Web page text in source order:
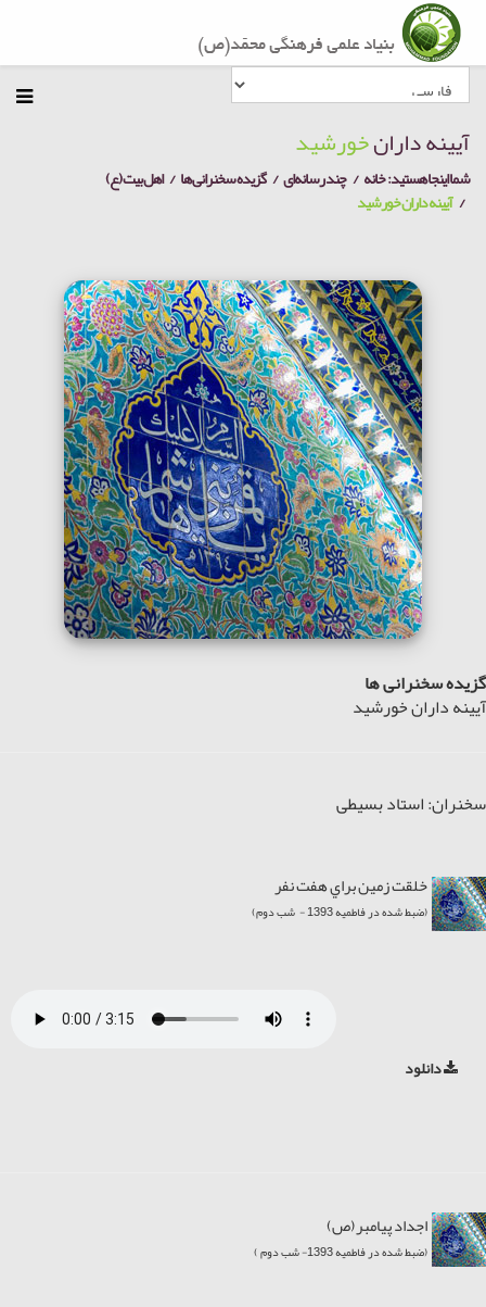
آیینه دارانخورشید
شما اینجا هستید:خانه چند رسانه‌ای گزیده سخنرانی ها اهل بیت (ع)
آیینه داران خورشید
گزیده سخنرانی ها
آیینه داران خورشید
سخنران: استاد بسیطی
خلقت زمين براي هفت نفر
(ضبط شده در فاطمیه 1393 - شب دوم)
دانلود
اجداد پيامبر(ص)
(ضبط شده در فاطمیه 1393- شب دوم )